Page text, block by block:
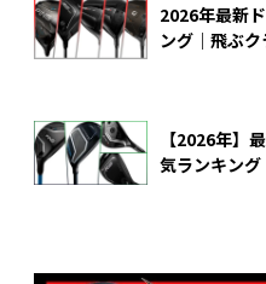
2026年最新
ング｜飛ぶ
【2026年】
気ランキン